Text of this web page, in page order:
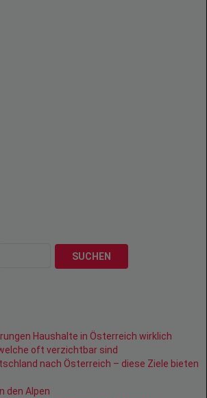
SUCHEN
Haushalte in Österreich wirklich
oft verzichtbar sind
nach Österreich – diese Ziele bieten
den Alpen